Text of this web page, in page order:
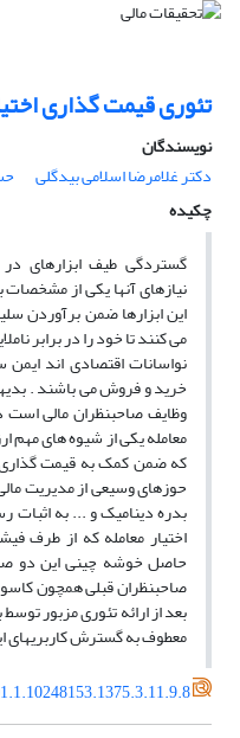
تئوری قیمت گذاری
نویسندگان
دکتر غلامرضا اسلامی بیدگلی
چکیده
گستردگی طیف ابزارهای
نیازهای آنها یکی از
این ابزارها ضمن برآوردن
می کنند تا خود را در برابر
نواسانات اقتصادی اند ایمن
خرید و فروش می باشند .
وظایف صاحبنظران مالی است
معامله یکی از شیوه های
که ضمن کمک به قیمت گذاری
حوزهای وسیعی از مدیریت
بدره دینامیک و ... به
اختیار معامله که از طرف
حاصل خوشه چینی این دو
صاحبنظران قبلی همچون
بعد از ارائه تئوری مزبور
معطوف به گسترش کاربریهای